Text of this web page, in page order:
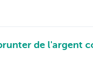
de l'argent